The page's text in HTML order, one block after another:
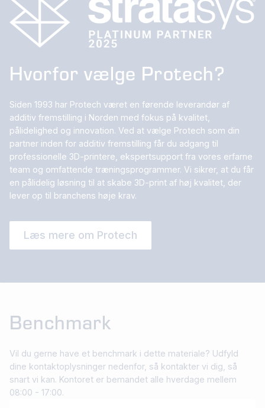
Hvorfor vælge Protech?
Siden 1993 har Protech været en førende leverandør af
additiv fremstilling i Norden med fokus på kvalitet,
pålidelighed og innovation. Ved at vælge Protech som din
partner inden for additiv fremstilling får du adgang til
professionelle 3D-printere, ekspertsupport fra vores erfarne
team og omfattende træningsprogrammer. Vi sikrer, at du får
en pålidelig løsning til at skabe 3D-print af høj kvalitet, der
lever op til branchens høje krav.
Læs mere om Protech
Benchmark
Vil du gerne have et benchmark i dette materiale? Udfyld
dine kontaktoplysninger nedenfor, så kontakter vi dig, så
snart vi kan. Kontoret er bemandet alle hverdage mellem
08:00 - 17:00.